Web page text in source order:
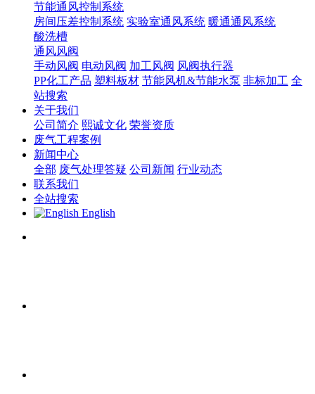
节能通风控制系统
房间压差控制系统 实验室通风系统 暖通通风系统
酸洗槽
通风风阀
手动风阀 电动风阀 加工风阀 风阀执行器
PP化工产品 塑料板材 节能风机&节能水泵 非标加工 全
站搜索
关于我们
公司简介 熙诚文化 荣誉资质
废气工程案例
新闻中心
全部 废气处理答疑 公司新闻 行业动态
联系我们
全站搜索
English